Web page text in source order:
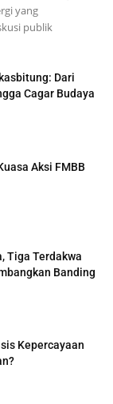
yang
publik
Dari
Cagar Budaya
Aksi FMBB
Tiga Terdakwa
Banding
Kepercayaan